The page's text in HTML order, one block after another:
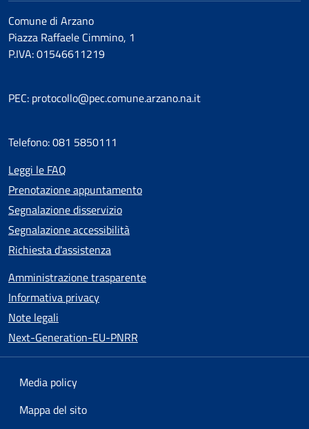
Comune di Arzano
Piazza Raffaele Cimmino, 1
P.IVA: 01546611219
PEC: protocollo@pec.comune.arzano.na.it
Telefono: 081 5850111
Leggi le FAQ
Prenotazione appuntamento
Segnalazione disservizio
Segnalazione accessibilità
Richiesta d'assistenza
Amministrazione trasparente
Informativa privacy
Note legali
Next-Generation-EU-PNRR
Media policy
Mappa del sito